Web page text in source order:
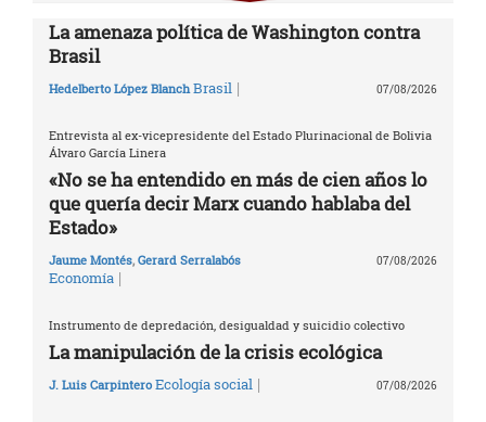
La amenaza política de Washington contra
Brasil
Hedelberto López Blanch Brasil | 07/08/2026
Entrevista al ex-vicepresidente del Estado Plurinacional de Bolivia
Álvaro García Linera
«No se ha entendido en más de cien años lo
que quería decir Marx cuando hablaba del
Estado»
Jaume Montés, Gerard Serralabós
Economía |
07/08/2026
Instrumento de depredación, desigualdad y suicidio colectivo
La manipulación de la crisis ecológica
J. Luis Carpintero Ecología social | 07/08/2026